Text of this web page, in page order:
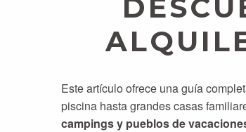
Este artículo ofrece una guía
piscina hasta grandes casas
campings y pueblos de